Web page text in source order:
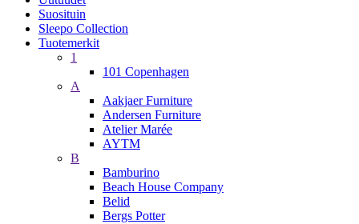
Suosituin
Sleepo Collection
Tuotemerkit
1
101 Copenhagen
A
Aakjaer Furniture
Andersen Furniture
Atelier Marée
AYTM
B
Bamburino
Beach House Company
Belid
Bergs Potter